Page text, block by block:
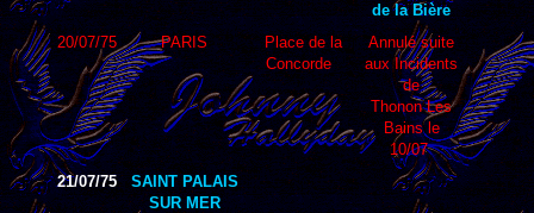
de la Bière
20/07/75
PARIS
Place de la
Concorde
Annulé suite
aux Incidents
de
Thonon Les
Bains le
10/07
21/07/75
SAINT PALAIS
SUR MER